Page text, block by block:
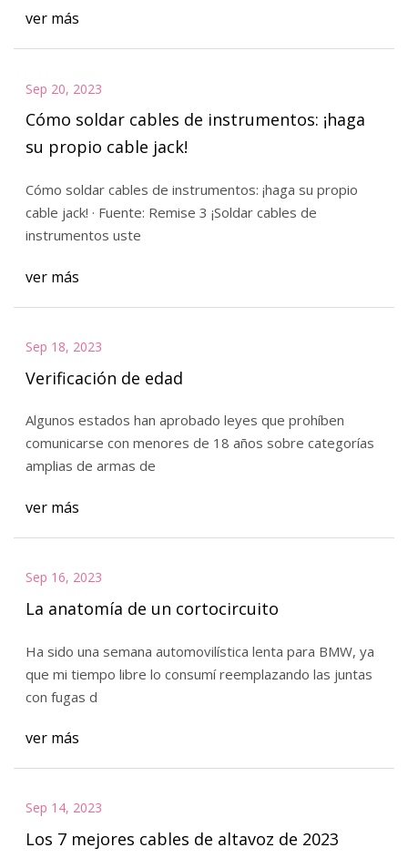
ver más
Sep 20, 2023
Cómo soldar cables de instrumentos: ¡haga
su propio cable jack!
Cómo soldar cables de instrumentos: ¡haga su propio
cable jack! · Fuente: Remise 3 ¡Soldar cables de
instrumentos uste
ver más
Sep 18, 2023
Verificación de edad
Algunos estados han aprobado leyes que prohíben
comunicarse con menores de 18 años sobre categorías
amplias de armas de
ver más
Sep 16, 2023
La anatomía de un cortocircuito
Ha sido una semana automovilística lenta para BMW, ya
que mi tiempo libre lo consumí reemplazando las juntas
con fugas d
ver más
Sep 14, 2023
Los 7 mejores cables de altavoz de 2023